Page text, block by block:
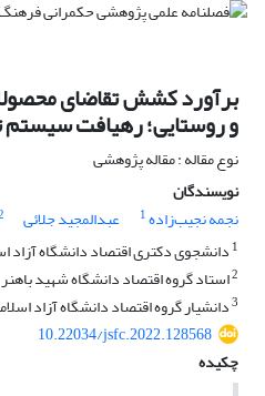
برآورد کشش‌ تقاضای
و روستایی؛ رهیافت سیستم
نوع مقاله : مقاله پژوهشی
نویسندگان
نجمه نجیب‌زاده1 عبدالمجید جلائی
1 دانشجوی دکتری اقتصاد دانشگاه آزاد
2استاد گروه اقتصاد دانشگاه شهید
3دانشیار گروه اقتصاد دانشگاه آزاد
10.22034/jsfc.2022.128568
چکیده